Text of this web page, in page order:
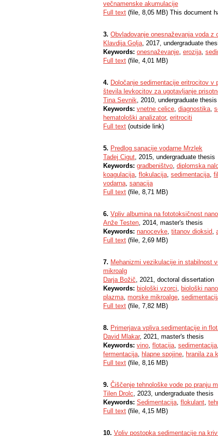
večnamenske akumulacije
Full text (file, 8,05 MB) This document
3. Obvladovanje onesnaževanja voda z
Klavdija Golja, 2017, undergraduate
Keywords: onesnaževanje, erozija,
Full text (file, 4,01 MB)
4. Določanje sedimentacije eritrocitov
števila levkocitov za ugotavljanje
Tina Sevnik, 2010, undergraduate thesis
Keywords: vnetne celice, diagnostika,
hematološki analizator, eritrociti
Full text (outside link)
5. Predlog sanacije vodarne Mrzlek
Tadej Cigut, 2015, undergraduate thesis
Keywords: gradbeništvo, diplomska
koagulacija, flokulacija, sedimentacija,
vodarna, sanacija
Full text (file, 8,71 MB)
6. Vpliv albumina na fototoksičnost
Anže Testen, 2014, master's thesis
Keywords: nanocevke, titanov dioksid,
Full text (file, 2,69 MB)
7. Mehanizmi vezikulacije in stabilnost
mikroalg
Darja Božič, 2021, doctoral dissertation
Keywords: biološki vzorci, biološki
plazma, morske mikroalge,
Full text (file, 7,82 MB)
8. Primerjava vpliva sedimentacije in
David Mlakar, 2021, master's thesis
Keywords: vino, flotacija, sedimentacija
fermentacija, hlapne spojine, hranila za
Full text (file, 8,16 MB)
9. Čiščenje tehnološke vode po pranju
Tilen Drolc, 2023, undergraduate thesis
Keywords: Sedimentacija, flokulant,
Full text (file, 4,15 MB)
10. Vpliv postopka sedimentacije na